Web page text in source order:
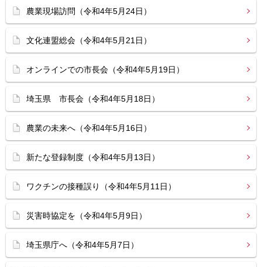
農業現場訪問（令和4年5月24日）
文化連盟総会（令和4年5月21日）
オンラインでの市長会（令和4年5月19日）
埼玉県 市長会（令和4年5月18日）
農業の未来へ（令和4年5月16日）
新たな登録制度（令和4年5月13日）
ワクチンの接種誤り（令和4年5月11日）
災害時協定を（令和4年5月9日）
埼玉県庁へ（令和4年5月7日）